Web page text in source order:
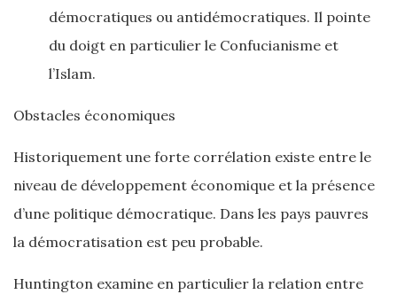
démocratiques ou antidémocratiques. Il pointe
du doigt en particulier le Confucianisme et
l’Islam.
Obstacles économiques
Historiquement une forte corrélation existe entre le
niveau de développement économique et la présence
d’une politique démocratique. Dans les pays pauvres
la démocratisation est peu probable.
Huntington examine en particulier la relation entre